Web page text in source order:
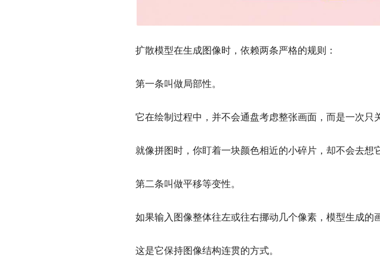
扩散模型在生成图像时，依赖两条严格的规则：
第一条叫做局部性。
它在绘制过程中，并不会通盘考虑整张画面，而是一次只
就像拼图时，你盯着一块颜色相近的小碎片，却不会去想
第二条叫做平移等变性。
如果输入图像整体往左或往右挪动几个像素，模型生成的
这是它保持图像结构连贯的方式。